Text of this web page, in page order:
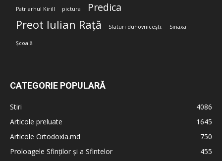
Patriarhul Kirill pictura Predica
Preot Iulian Rață Sfaturi duhovnicești; Sinaxa
Școală
CATEGORIE POPULARĂ
Stiri
4086
Articole preluate
1645
Articole Ortodoxia.md
750
Proloagele Sfinților și a Sfintelor
455